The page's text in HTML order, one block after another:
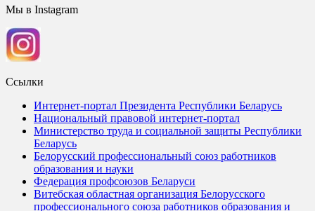
Мы в Instagram
Ссылки
Интернет-портал Президента Республики Беларусь
Национальный правовой интернет-портал
Министерство труда и социальной защиты Республики
Беларусь
Белорусский профессиональный союз работников
образования и науки
Федерация профсоюзов Беларуси
Витебская областная организация Белорусского
профессионального союза работников образования и